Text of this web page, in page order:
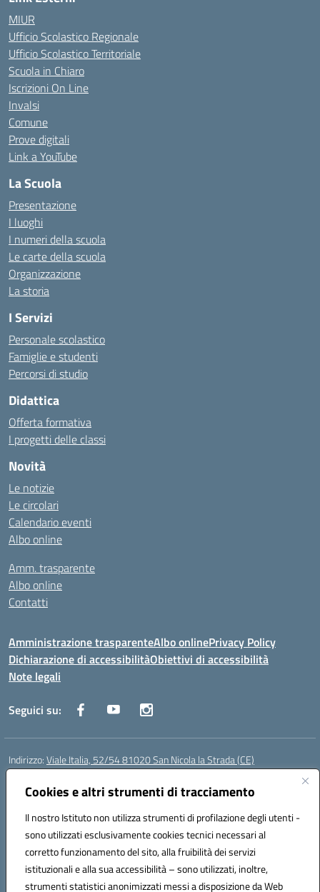
Cookies e altri strumenti di tracciamento
Il nostro Istituto non utilizza strumenti di profilazione degli utenti -
sono utilizzati esclusivamente cookies tecnici necessari al
corretto funzionamento del sito, alla fruibilità dei servizi
istituzionali e alla sua accessibilità – sono utilizzati, inoltre,
strumenti statistici anonimizzati messi a disposizione da Web
MIUR
Ufficio Scolastico Regionale
Ufficio Scolastico Territoriale
Scuola in Chiaro
Iscrizioni On Line
Invalsi
Comune
Prove digitali
Link a YouTube
La Scuola
Presentazione
I luoghi
I numeri della scuola
Le carte della scuola
Organizzazione
La storia
I Servizi
Personale scolastico
Famiglie e studenti
Percorsi di studio
Didattica
Offerta formativa
I progetti delle classi
Novità
Le notizie
Le circolari
Calendario eventi
Albo online
Amm. trasparente
Albo online
Contatti
Amministrazione trasparenteAlbo onlinePrivacy Policy
Dichiarazione di accessibilitàObiettivi di accessibilità
Note legali
Seguici su:
Indirizzo:Viale Italia, 52/54 81020 San Nicola la Strada (CE)
Centralino:
Posta elettronica certificata (PEC):ceic86700d@pec.istruzione.it
Codice fiscale: 93081990611
Codice meccanografico:CEIC86700D
Codice Indice delle Pubbliche Amministrazioni (IPA): istsc_ceic86700d
Codice unico di fatturazione (CUF): XLWGV9